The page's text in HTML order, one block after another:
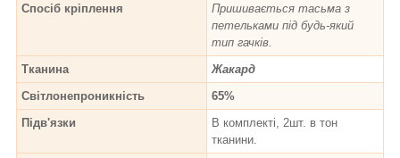
Спосіб кріплення
Пришивається тасьма з
петельками під будь-який
тип гачків.
Тканина
Жакард
Світлонепроникність
65%
Підв'язки
В комплекті, 2шт. в тон
тканини.